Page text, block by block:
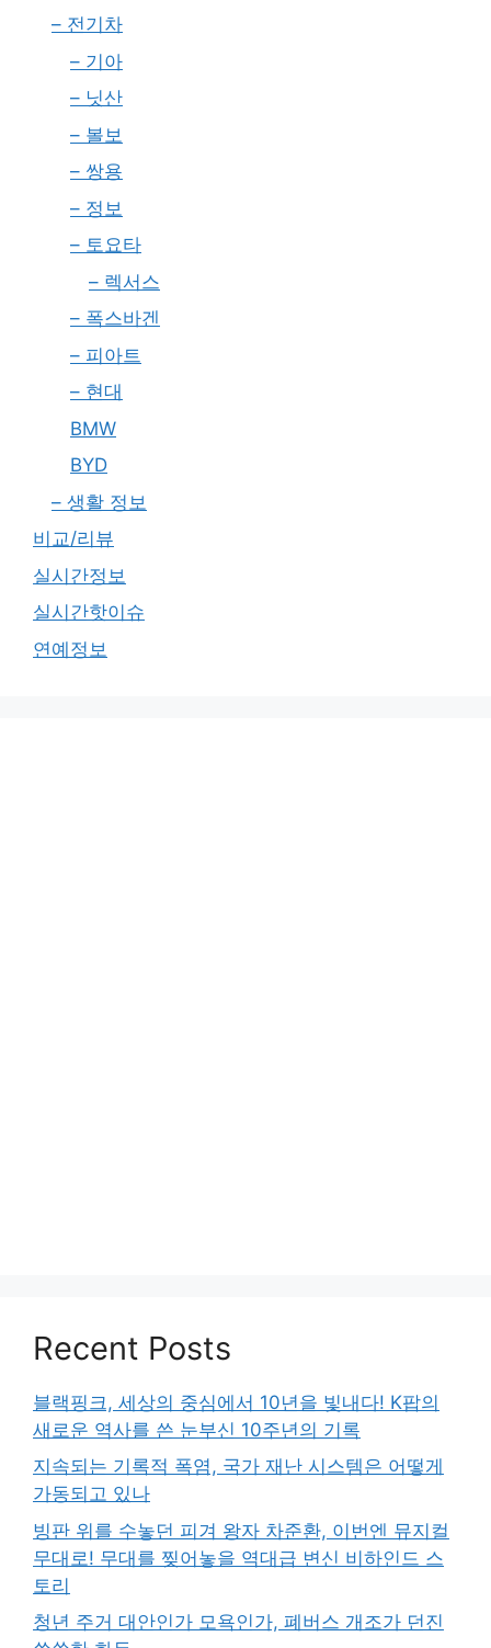
– 전기차
– 기아
– 닛산
– 볼보
– 쌍용
– 정보
– 토요타
– 렉서스
– 폭스바겐
– 피아트
– 현대
BMW
BYD
– 생활 정보
비교/리뷰
실시간정보
실시간핫이슈
연예정보
Recent Posts
블랙핑크, 세상의 중심에서 10년을 빛내다! K팝의
새로운 역사를 쓴 눈부신 10주년의 기록
지속되는 기록적 폭염, 국가 재난 시스템은 어떻게
가동되고 있나
빙판 위를 수놓던 피겨 왕자 차준환, 이번엔 뮤지컬
무대로! 무대를 찢어놓을 역대급 변신 비하인드 스
토리
청년 주거 대안인가 모욕인가, 폐버스 개조가 던진